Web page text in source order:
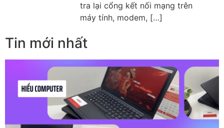
tra lại cổng kết nối mạng trên
máy tính, modem, […]
Tin mới nhất